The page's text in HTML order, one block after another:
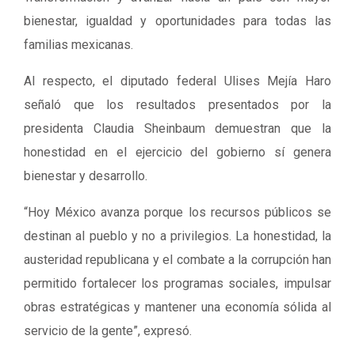
bienestar, igualdad y oportunidades para todas las
familias mexicanas.
Al respecto, el diputado federal Ulises Mejía Haro
señaló que los resultados presentados por la
presidenta Claudia Sheinbaum demuestran que la
honestidad en el ejercicio del gobierno sí genera
bienestar y desarrollo.
“Hoy México avanza porque los recursos públicos se
destinan al pueblo y no a privilegios. La honestidad, la
austeridad republicana y el combate a la corrupción han
permitido fortalecer los programas sociales, impulsar
obras estratégicas y mantener una economía sólida al
servicio de la gente”, expresó.